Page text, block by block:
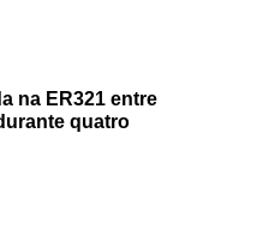
na ER321 entre
quatro